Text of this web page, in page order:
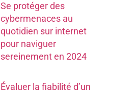
Se protéger des
cybermenaces au
quotidien sur internet
pour naviguer
sereinement en 2024
Évaluer la fiabilité d’un